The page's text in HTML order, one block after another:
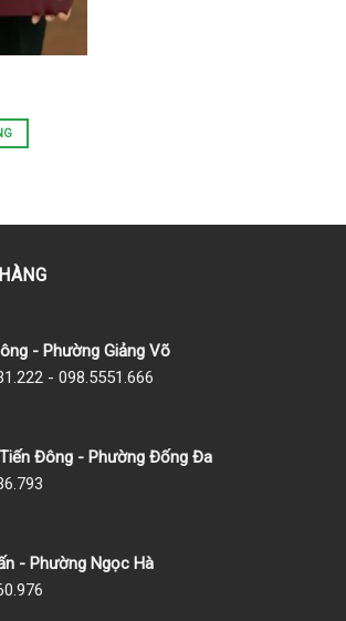
- Phường Giảng Võ
- 098.5551.666
Đông - Phường Đống Đa
- Phường Ngọc Hà